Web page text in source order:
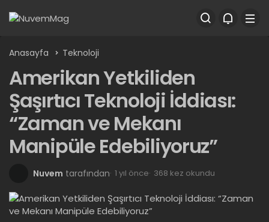
Anasayfa Teknoloji
Amerikan Yetkiliden
Şaşırtıcı Teknoloji İddiası:
“Zaman ve Mekanı
Manipüle Edebiliyoruz”
Nuvem tarafından 1 yıl önce 368 kez okundu